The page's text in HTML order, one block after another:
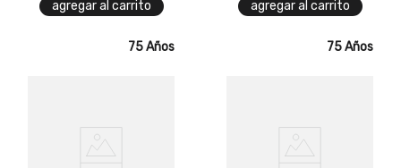
agregar al carrito agregar al carrito
75 Años 75 Años